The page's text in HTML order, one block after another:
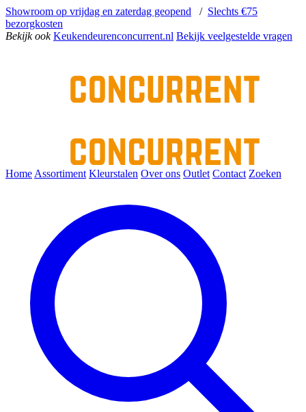
Showroom op vrijdag en zaterdag geopend / Slechts €75
bezorgkosten
Bekijk ook Keukendeurenconcurrent.nl Bekijk veelgestelde vragen
Home Assortiment Kleurstalen Over ons Outlet Contact Zoeken